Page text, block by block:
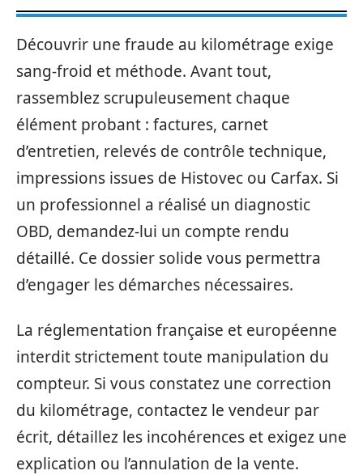
Découvrir une fraude au kilométrage exige
sang-froid et méthode. Avant tout,
rassemblez scrupuleusement chaque
élément probant : factures, carnet
d’entretien, relevés de contrôle technique,
impressions issues de Histovec ou Carfax. Si
un professionnel a réalisé un diagnostic
OBD, demandez-lui un compte rendu
détaillé. Ce dossier solide vous permettra
d’engager les démarches nécessaires.
La réglementation française et européenne
interdit strictement toute manipulation du
compteur. Si vous constatez une correction
du kilométrage, contactez le vendeur par
écrit, détaillez les incohérences et exigez une
explication ou l’annulation de la vente.